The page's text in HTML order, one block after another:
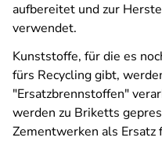
aufbereitet und zur
verwendet.
Kunststoffe, für die es
fürs Recycling gibt,
"Ersatzbrennstoffen"
werden zu Briketts
Zementwerken als Ersatz